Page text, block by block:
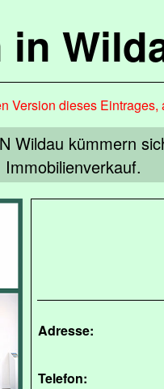
Version dieses
Wildau kümmern
Immobilienverkauf.
Adresse:
Telefon: